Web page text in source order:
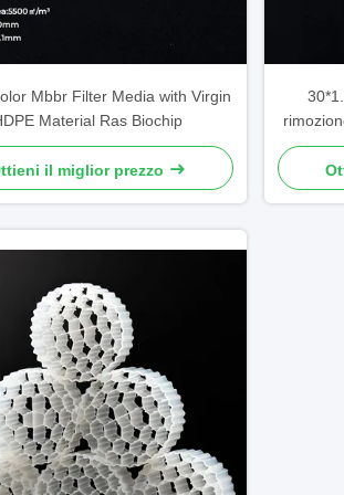
Mbbr Filter Media with Virgin
Material Ras Biochip
il miglior prezzo